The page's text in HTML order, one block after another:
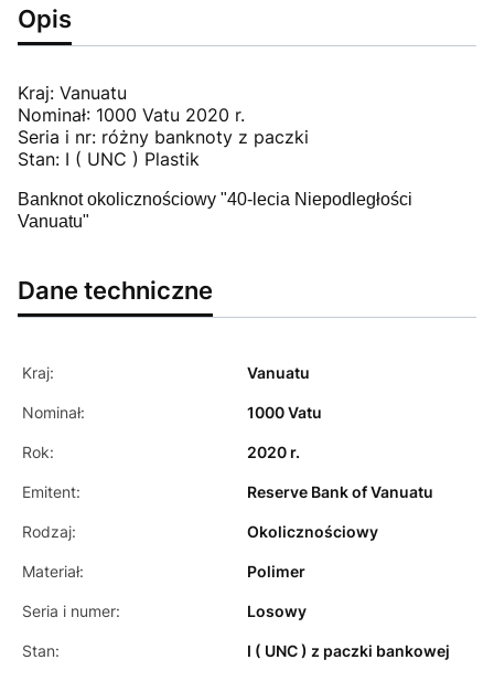
Opis
Kraj: Vanuatu
Nominał: 1000 Vatu 2020 r.
Seria i nr: różny banknoty z paczki
Stan: I ( UNC ) Plastik
Banknot okolicznościowy "40-lecia Niepodległości
Vanuatu"
Dane techniczne
Kraj: Vanuatu
Nominał: 1000 Vatu
Rok: 2020 r.
Emitent: Reserve Bank of Vanuatu
Rodzaj: Okolicznościowy
Materiał: Polimer
Seria i numer: Losowy
Stan: I ( UNC ) z paczki bankowej